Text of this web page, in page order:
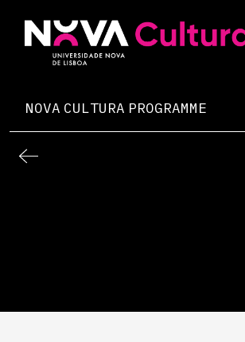
content
NOVA CULTURA PROGRAMME